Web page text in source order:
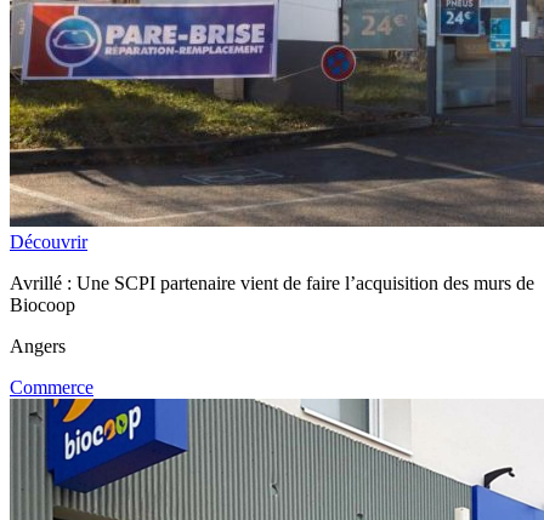
Découvrir
Avrillé : Une SCPI partenaire vient de faire l’acquisition des murs de
Biocoop
Angers
Commerce